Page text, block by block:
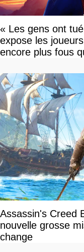
« Les gens ont
expose les
encore plus fous
Assassin's Creed
nouvelle grosse
change